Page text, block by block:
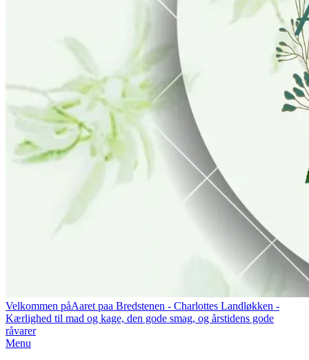
Velkommen påAaret paa Bredstenen - Charlottes Landløkken -
Kærlighed til mad og kage, den gode smag, og årstidens gode
råvarer
Primary
Menu